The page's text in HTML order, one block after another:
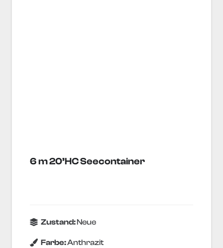
6 m 20’HC Seecontainer
Zustand:Neue
Farbe:Anthrazit